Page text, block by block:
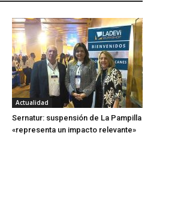
Actualidad
Sernatur: suspensión de La Pampilla
«representa un impacto relevante»